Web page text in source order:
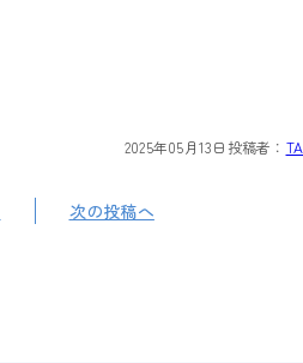
2025年05月13日 投稿者： TA
次の投稿へ